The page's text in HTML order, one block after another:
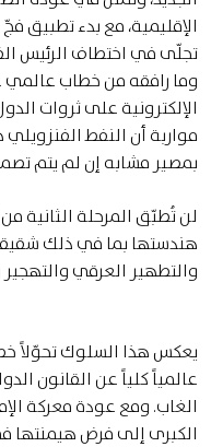
الإقليمية، مع بدء تطبيق
تجلّى في اختطاف الرئيس
وما رافقه من خطاب
الإلكترونية على ثروات
مواربة أن النفط
بمصير مشابه إن لم يتم
لن تُطبّق المرحلة الثانية
هندستها بما في ذلك
والتطهير العرقي
يعكس هذا السلوك تحوّلاً
عالمياً كلياً عن القانون
الغاب. ومع عودة معركة
الكبرى إلى فرض هيمنتها